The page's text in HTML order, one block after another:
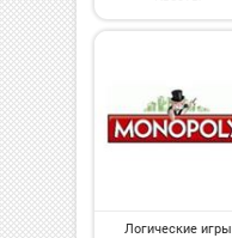
Логические игры